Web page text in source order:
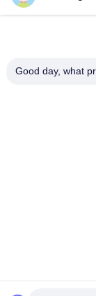
2.54mm
ESTIMAÇÃO
Interruptor de
Good day, what